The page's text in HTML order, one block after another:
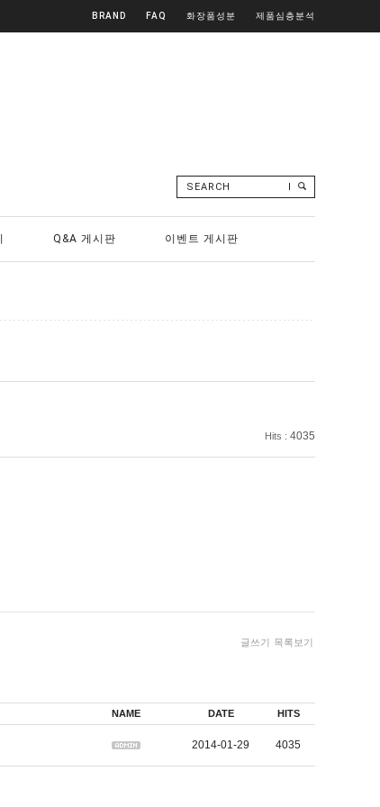
BRAND FAQ 화장품성분 제품심층분석
SEARCH
Q&A 게시판 이벤트 게시판
Hits : 4035
글쓰기 목록보기
NAME DATE HITS
2014-01-29 4035